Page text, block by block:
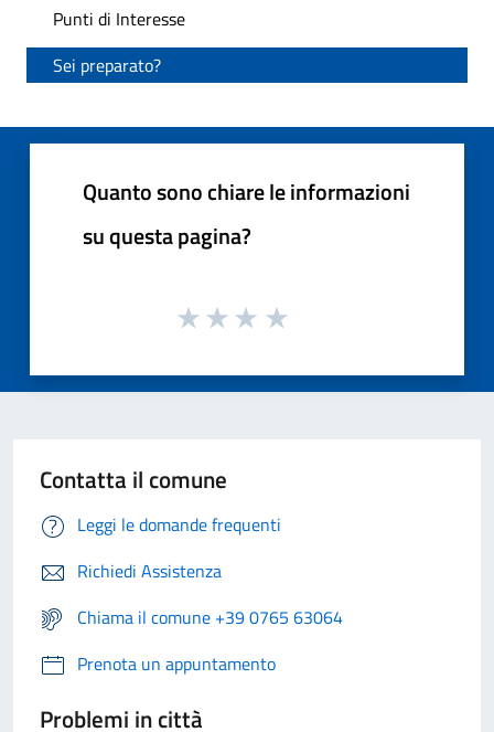
Punti di Interesse
Sei preparato?
Quanto sono chiare le informazioni
su questa pagina?
Contatta il comune
Leggi le domande frequenti
Richiedi Assistenza
Chiama il comune +39 0765 63064
Prenota un appuntamento
Problemi in città